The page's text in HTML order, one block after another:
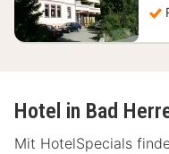
Hotel in Bad
Mit HotelSpecials